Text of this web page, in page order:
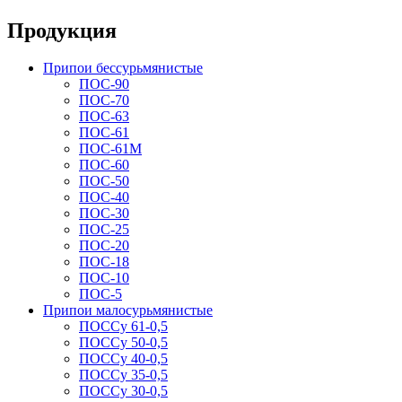
Продукция
Припои бессурьмянистые
ПОС-90
ПОС-70
ПОС-63
ПОС-61
ПОС-61M
ПОС-60
ПОС-50
ПОС-40
ПОС-30
ПОС-25
ПОС-20
ПОС-18
ПОС-10
ПОС-5
Припои малосурьмянистые
ПОССу 61-0,5
ПОССу 50-0,5
ПОССу 40-0,5
ПОССу 35-0,5
ПОССу 30-0,5